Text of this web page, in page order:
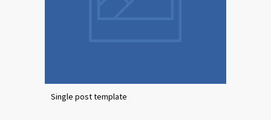
Single post template